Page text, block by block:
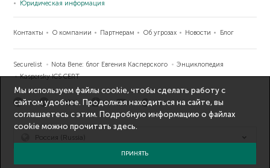
Юридическая информация
Контакты О компании Партнерам Об угрозах Новости Блог
Securelist Nota Bene: блог Евгения Касперского
Энциклопедия
Kaspersky ICS CERT
Россия (Russia)
Мы используем файлы cookie, чтобы сделать работу с
сайтом удобнее. Продолжая находиться на сайте, вы
соглашаетесь с этим. Подробную информацию о файлах
cookie можно прочитатьздесь.
ПРИНЯТЬ